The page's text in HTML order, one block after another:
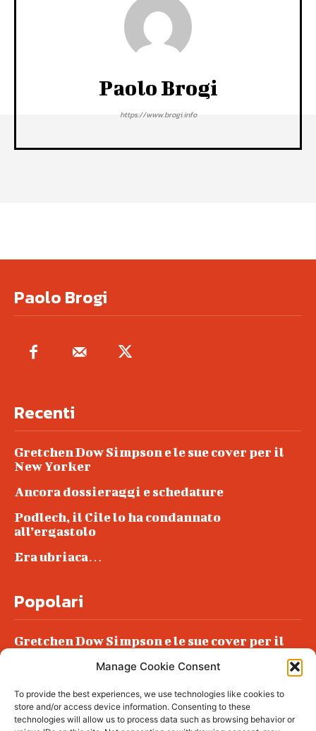
Manage Cookie Consent
To provide the best experiences, we use technologies like cookies to
store and/or access device information. Consenting to these
technologies will allow us to process data such as browsing behavior or
Paolo Brogi
https://www.brogi.info
Paolo Brogi
Recenti
Gretchen Dow Simpson e le sue cover per il
New Yorker
Ancora dossieraggi e schedature
Podlech, il Cile lo ha condannato
all’ergastolo
Era ubriaca…
Popolari
Gretchen Dow Simpson e le sue cover per il
Podlech, il Cile lo ha condannato
all’ergastolo